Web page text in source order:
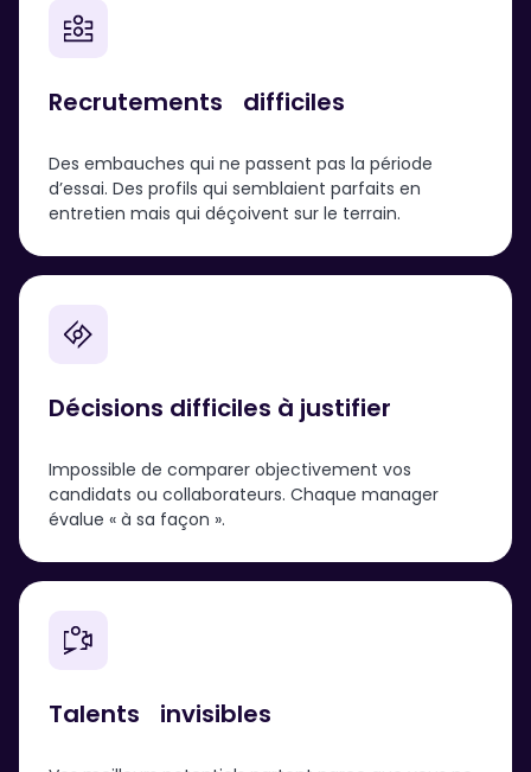
Recrutements difficiles
Des embauches qui ne passent pas la période
d’essai. Des profils qui semblaient parfaits en
entretien mais qui déçoivent sur le terrain.
Décisions difficiles à justifier
Impossible de comparer objectivement vos
candidats ou collaborateurs. Chaque manager
évalue « à sa façon ».
Talents invisibles